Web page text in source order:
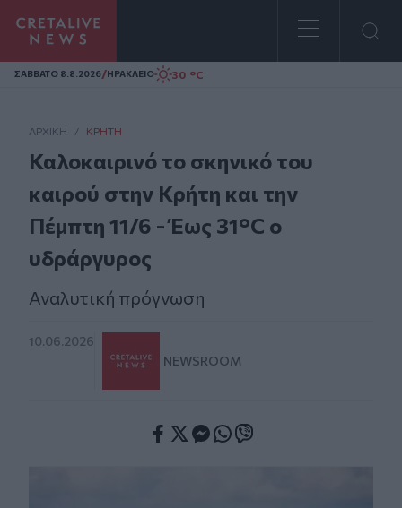
Homepage
ΣAΒΒΑΤΟ 8.8.2026/ΗΡΑΚΛΕΙΟ 30 °C
ΑΡΧΙΚΗ / ΚΡΉΤΗ
Καλοκαιρινό το σκηνικό του
καιρού στην Κρήτη και την
Πέμπτη 11/6 - Έως 31°C ο
υδράργυρος
Αναλυτική πρόγνωση
10.06.2026
NEWSROOM